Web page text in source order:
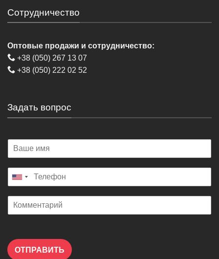
Сотрудничество
Оптовые продажи и сотрудничество:
+38 (050) 267 13 07
+38 (050) 222 02 52
Задать вопрос
ОТПРАВИТЬ